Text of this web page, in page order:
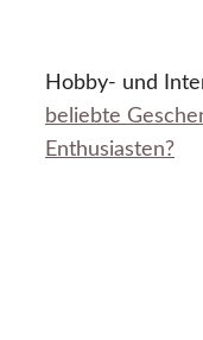
Hobby- und
beliebte
Enthusiasten?